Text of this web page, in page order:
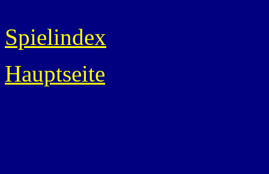
Spielindex
Hauptseite